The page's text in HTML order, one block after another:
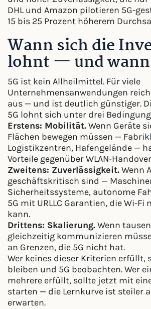
DHL und Amazon pilotieren 5G-
15 bis 25 Prozent höherem
Wann sich die
lohnt — und
5G ist kein Allheilmittel. Für viele
Unternehmensanwendungen
aus — und ist deutlich günstiger.
5G lohnt sich unter drei
Erstens: Mobilität.Wenn Geräte
Flächen bewegen müssen —
Logistikzentren, Hafengelände —
Vorteile gegenüber WLAN-
Zweitens: Zuverlässigkeit.Wenn
geschäftskritisch sind —
Sicherheitssysteme, autonome
5G mit URLLC Garantien, die Wi-Fi
kann.
Drittens: Skalierung.Wenn
gleichzeitig kommunizieren
an Grenzen, die 5G nicht hat.
Wer keines dieser Kriterien erfüllt,
bleiben und 5G beobachten. Wer
mehrere erfüllt, sollte jetzt mit
starten — die Lernkurve ist steiler
erwarten.